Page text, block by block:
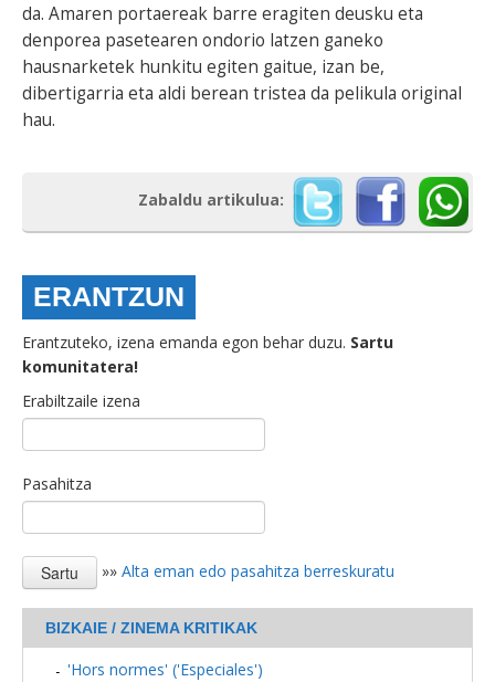
da. Amaren portaereak barre eragiten deusku eta
denporea pasetearen ondorio latzen ganeko
hausnarketek hunkitu egiten gaitue, izan be,
dibertigarria eta aldi berean tristea da pelikula original
hau.
Zabaldu artikulua:
ERANTZUN
Erantzuteko, izena emanda egon behar duzu. Sartu
komunitatera!
Erabiltzaile izena
Pasahitza
»» Alta eman edo pasahitza berreskuratu
BIZKAIE / ZINEMA KRITIKAK
'Hors normes' ('Especiales')